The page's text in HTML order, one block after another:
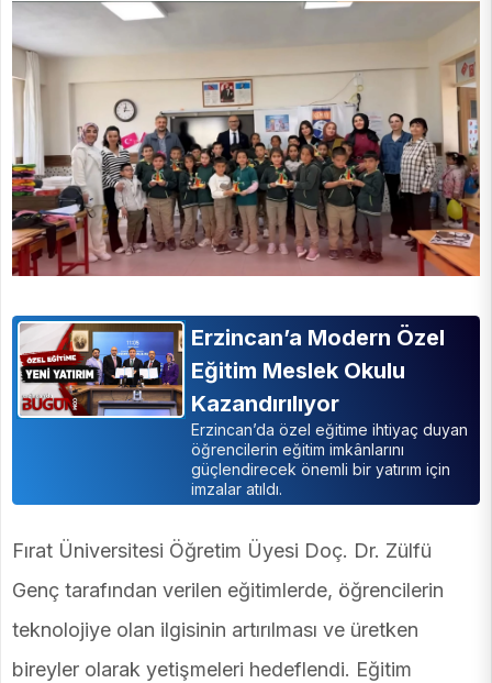
Erzincan’a Modern Özel
Eğitim Meslek Okulu
Kazandırılıyor
Erzincan’da özel eğitime ihtiyaç duyan
öğrencilerin eğitim imkânlarını
güçlendirecek önemli bir yatırım için
imzalar atıldı.
Fırat Üniversitesi Öğretim Üyesi Doç. Dr. Zülfü
Genç tarafından verilen eğitimlerde, öğrencilerin
teknolojiye olan ilgisinin artırılması ve üretken
bireyler olarak yetişmeleri hedeflendi. Eğitim